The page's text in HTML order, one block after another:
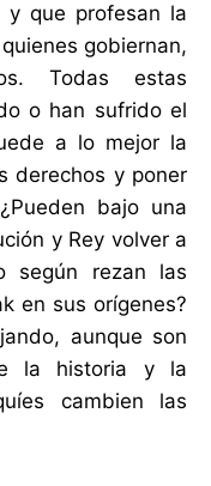
y que profesan la
gobiernan,
Todas estas
o han sufrido el
a lo mejor la
derechos y poner
bajo una
y Rey volver a
según rezan las
en sus orígenes?
aunque son
la historia y la
cambien las